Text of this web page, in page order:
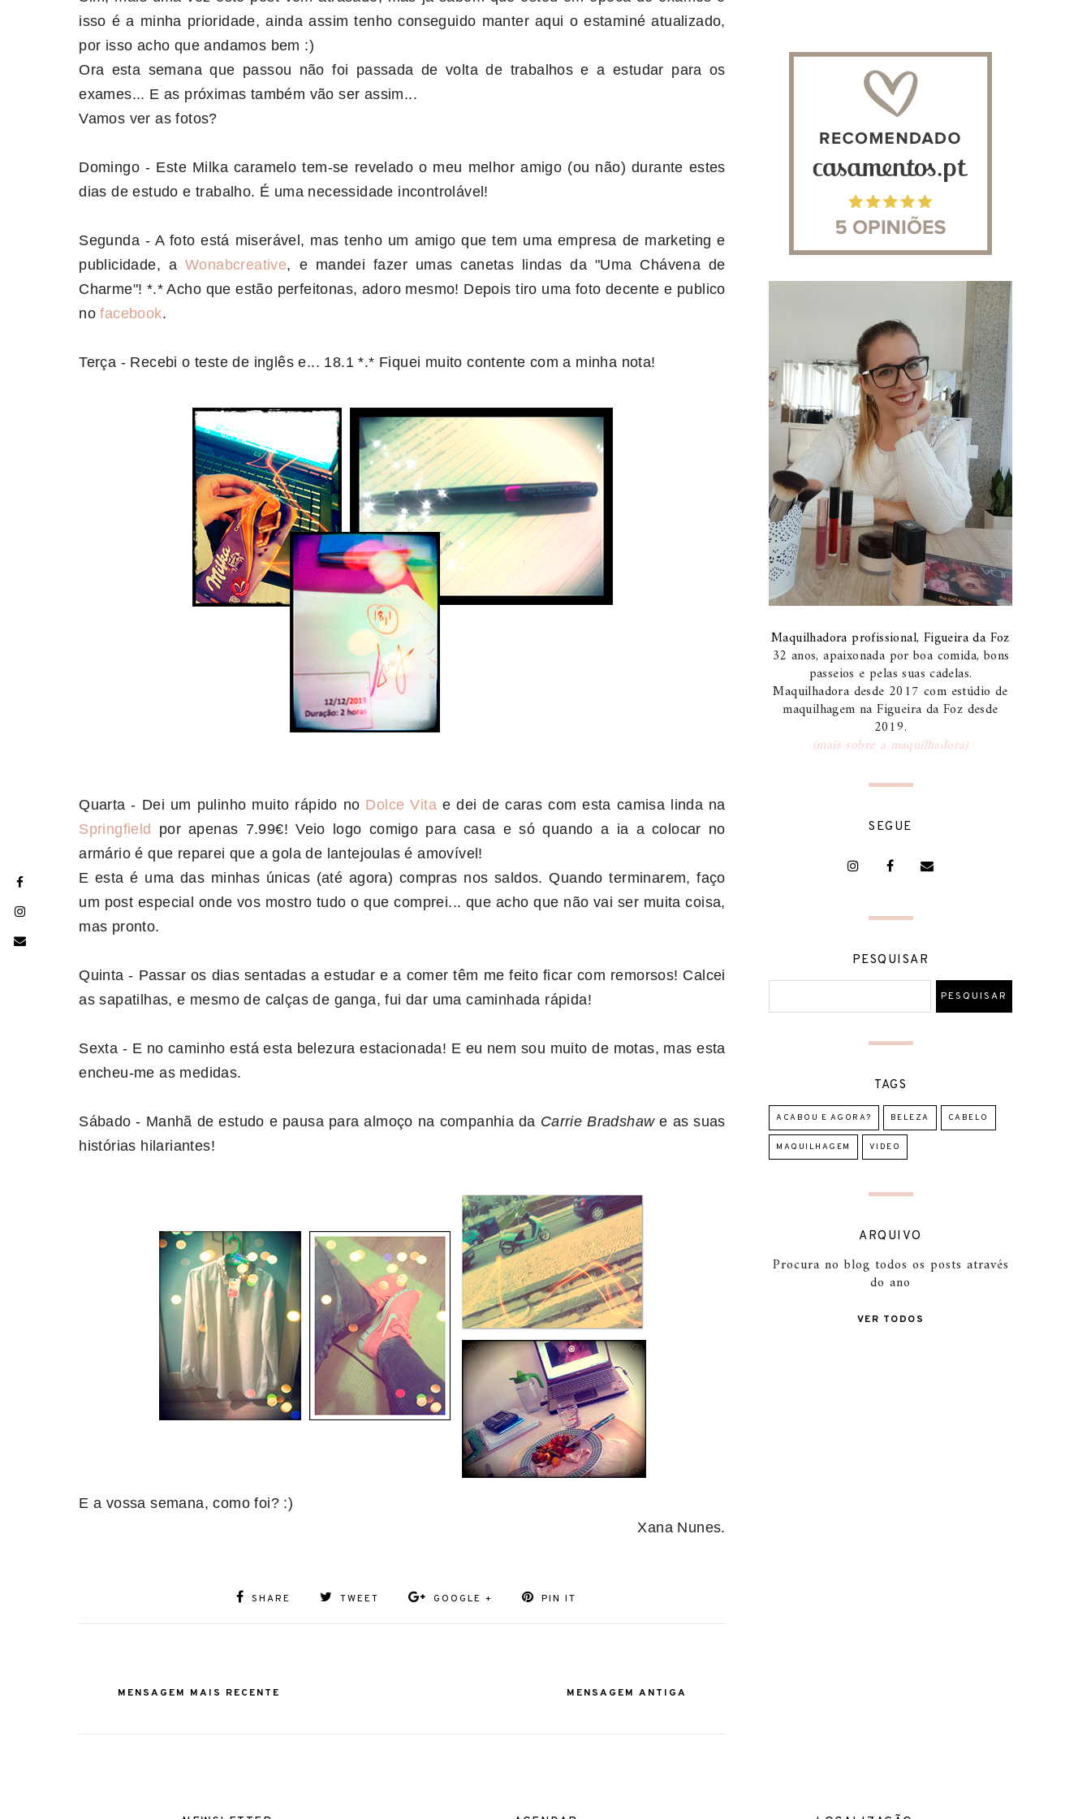
isso é a minha prioridade, ainda assim tenho conseguido manter aqui o estaminé atualizado,
por isso acho que andamos bem :)
Ora esta semana que passou não foi passada de volta de trabalhos e a estudar para os
exames... E as próximas também vão ser assim...
Vamos ver as fotos?
Domingo - Este Milka caramelo tem-se revelado o meu melhor amigo (ou não) durante estes
dias de estudo e trabalho. É uma necessidade incontrolável!
Segunda - A foto está miserável, mas tenho um amigo que tem uma empresa de marketing e
publicidade, aWonabcreative, e mandei fazer umas canetas lindas da "Uma Chávena de
Charme"! *.* Acho que estão perfeitonas, adoro mesmo! Depois tiro uma foto decente e publico
nofacebook.
Terça - Recebi o teste de inglês e... 18.1 *.* Fiquei muito contente com a minha nota!
Quarta - Dei um pulinho muito rápido no Dolce Vita e dei de caras com esta camisa linda na
Springfield
por apenas 7.99€! Veio logo comigo para casa e só quando a ia a colocar no
armário é que reparei que a gola de lantejoulas é amovível!
E esta é uma das minhas únicas (até agora) compras nos saldos. Quando terminarem, faço
um post especial onde vos mostro tudo o que comprei... que acho que não vai ser muita coisa,
mas pronto.
Quinta - Passar os dias sentadas a estudar e a comer têm me feito ficar com remorsos! Calcei
as sapatilhas, e mesmo de calças de ganga, fui dar uma caminhada rápida!
Sexta - E no caminho está esta belezura estacionada! E eu nem sou muito de motas, mas esta
encheu-me as medidas.
Sábado - Manhã de estudo e pausa para almoço na companhia da Carrie Bradshawe as suas
histórias hilariantes!
E a vossa semana, como foi? :)
Xana Nunes.
SHARE TWEET GOOGLE + PIN IT
MENSAGEM MAIS RECENTE MENSAGEM ANTIGA
Maquilhadora profissional, Figueira da Foz
32 anos, apaixonada por boa comida, bons
passeios e pelas suas cadelas.
Maquilhadora desde 2017 com estúdio de
maquilhagem na Figueira da Foz desde
2019.
(mais sobre a maquilhadora)
SEGUE
PESQUISAR
TAGS
ACABOU E AGORA? BELEZA CABELO
MAQUILHAGEM VIDEO
ARQUIVO
Procura no blog todos os posts através
do ano
VER TODOS